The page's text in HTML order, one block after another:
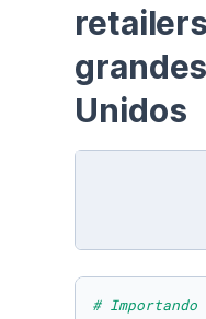
Unidos
#